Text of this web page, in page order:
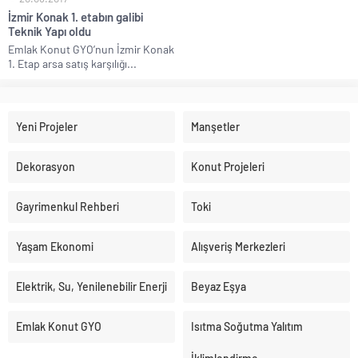
İzmir Konak 1. etabın galibi
Teknik Yapı oldu
Emlak Konut GYO’nun İzmir Konak
1. Etap arsa satış karşılığı...
Yeni Projeler Manşetler
Dekorasyon Konut Projeleri
Gayrimenkul Rehberi Toki
Yaşam Ekonomi Alışveriş Merkezleri
Elektrik, Su, Yenilenebilir Enerji Beyaz Eşya
Emlak Konut GYO Isıtma Soğutma Yalıtım